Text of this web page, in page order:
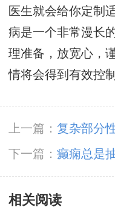
医生就会给你定制
病是一个非常漫长
理准备，放宽心，
情将会得到有效控制
上一篇： 复杂部分
下一篇： 癫痫总是
相关阅读